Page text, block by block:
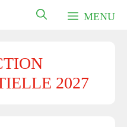
MENU
2027